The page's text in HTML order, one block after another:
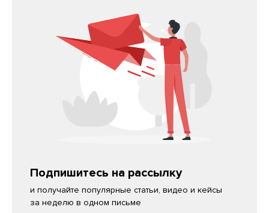
Подпишитесь на рассылку
и получайте популярные статьи, видео и кейсы
за неделю в одном письме